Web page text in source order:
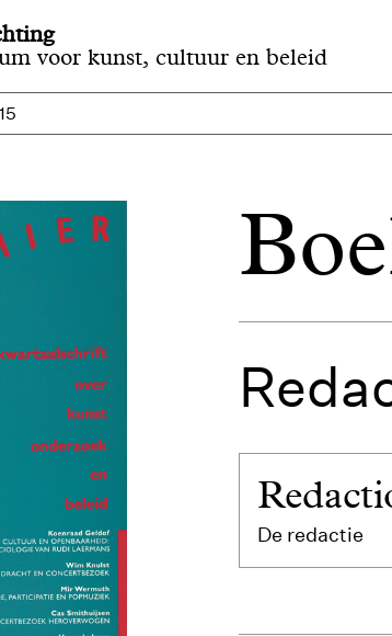
voor kunst, cultuur en beleid
De redactie